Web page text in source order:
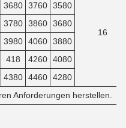
16
3680 3760 3580
3780 3860 3680
3980 4060 3880
418 4260 4080
4380 4460 4280
Anforderungen herstellen.